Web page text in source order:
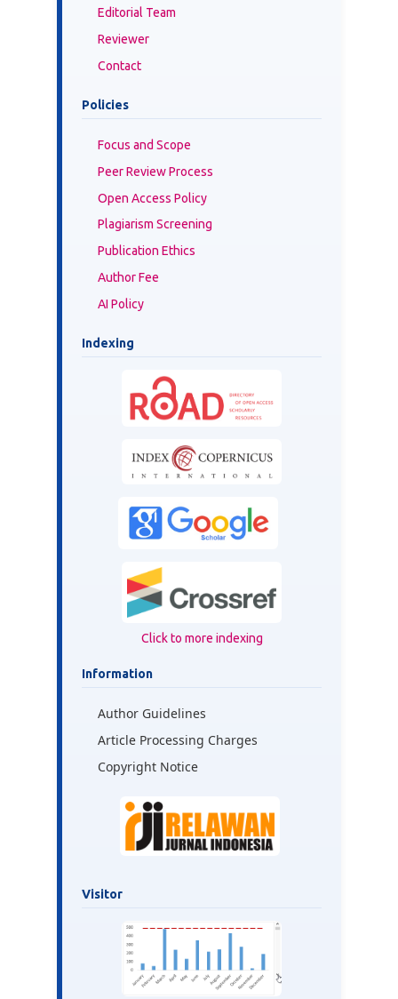
Editorial Team
Reviewer
Contact
Policies
Focus and Scope
Peer Review Process
Open Access Policy
Plagiarism Screening
Publication Ethics
Author Fee
AI Policy
Indexing
Click to more indexing
Information
Author Guidelines
Article Processing Charges
Copyright Notice
Visitor